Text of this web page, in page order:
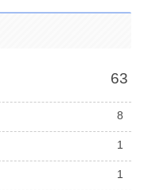
63
8
1
1